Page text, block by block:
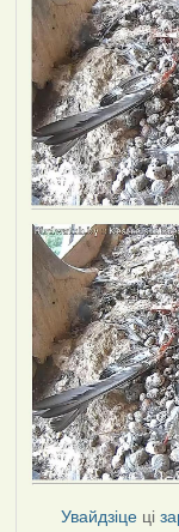
Увайдзіце ці